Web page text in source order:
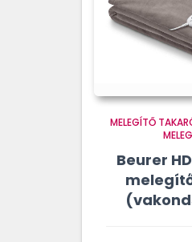
MELEGÍTŐ
Beurer